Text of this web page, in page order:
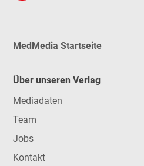
MedMedia Startseite
Über unseren Verlag
Mediadaten
Team
Jobs
Kontakt